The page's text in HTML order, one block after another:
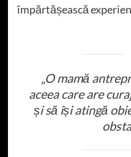
împărtășească
„O mamă
aceea care are
și să își atingă